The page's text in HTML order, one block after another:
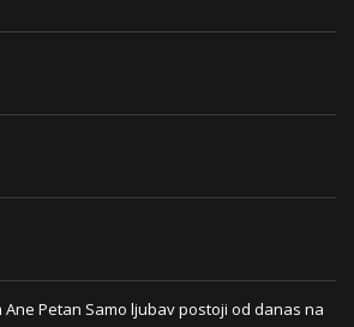
Petan Samo ljubav postoji od danas na